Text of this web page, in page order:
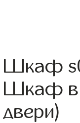
Шкаф
Шкаф в
двери)